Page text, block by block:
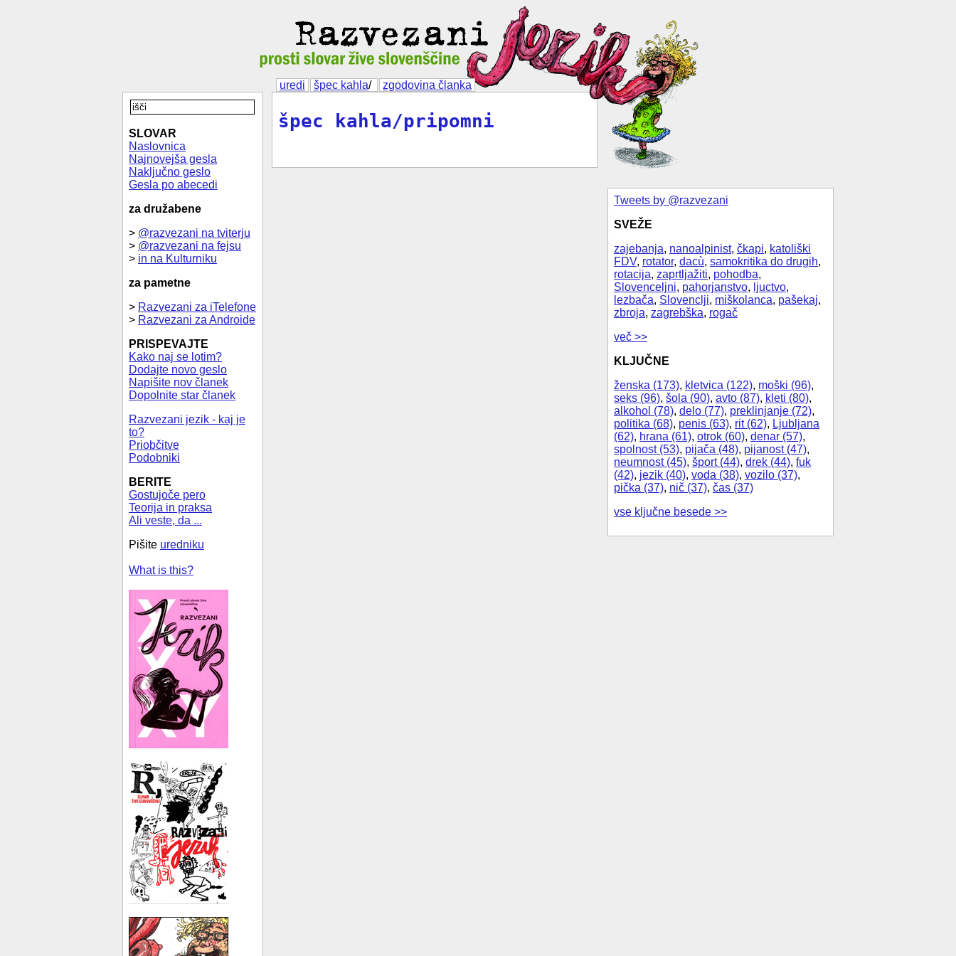
uredi špec kahla/ zgodovina članka
Tweets by @razvezani
SVEŽE
zajebanja, nanoalpinist, čkapi, katoliški
FDV, rotator, dacù, samokritika do drugih,
rotacija, zaprtljažiti, pohodba,
Slovenceljni, pahorjanstvo, ljuctvo,
lezbača, Slovenclji, miškolanca, pašekaj,
zbroja, zagrebška, rogač
več >>
KLJUČNE
ženska (173), kletvica (122), moški (96),
seks (96), šola (90), avto (87), kleti (80),
alkohol (78), delo (77), preklinjanje (72),
politika (68), penis (63), rit (62), Ljubljana
(62), hrana (61), otrok (60), denar (57),
spolnost (53), pijača (48), pijanost (47),
neumnost (45), šport (44), drek (44), fuk
(42), jezik (40), voda (38), vozilo (37),
pička (37), nič (37), čas (37)
vse ključne besede >>
SLOVAR
Naslovnica
Najnovejša gesla
Naključno geslo
Gesla po abecedi
za družabene
> @razvezani na tviterju
> @razvezani na fejsu
> in na Kulturniku
za pametne
> Razvezani za iTelefone
> Razvezani za Androide
PRISPEVAJTE
Kako naj se lotim?
Dodajte novo geslo
Napišite nov članek
Dopolnite star članek
Razvezani jezik - kaj je
to?
Priobčitve
Podobniki
BERITE
Gostujoče pero
Teorija in praksa
Ali veste, da ...
Pišite uredniku
What is this?
špec kahla/pripomni